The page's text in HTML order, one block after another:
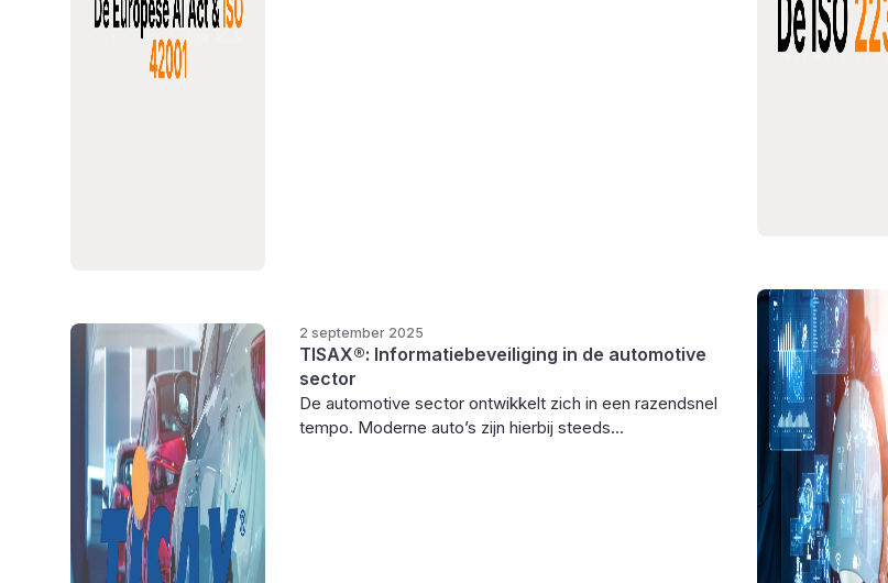
2 september 2025
TISAX®: Informatiebeveiliging in de automotive
sector
De automotive sector ontwikkelt zich in een razendsnel
tempo. Moderne auto’s zijn hierbij steeds...